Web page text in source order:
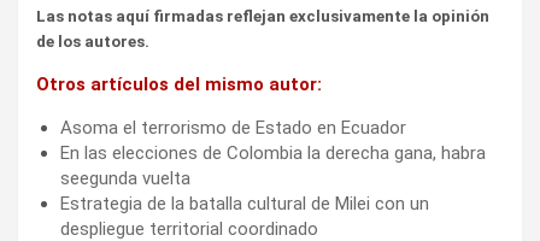
Las notas aquí firmadas reflejan exclusivamente la opinión
de los autores.
Otros artículos del mismo autor:
Asoma el terrorismo de Estado en Ecuador
En las elecciones de Colombia la derecha gana, habra
seegunda vuelta
Estrategia de la batalla cultural de Milei con un
despliegue territorial coordinado